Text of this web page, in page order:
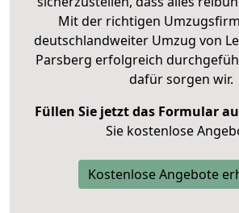
Mit der richtigen
deutschlandweiter Umzug von
Parsberg erfolgreich
dafür sorgen wir.
Füllen Sie jetzt das Formular
Sie kostenlose
Kostenlose Angebote